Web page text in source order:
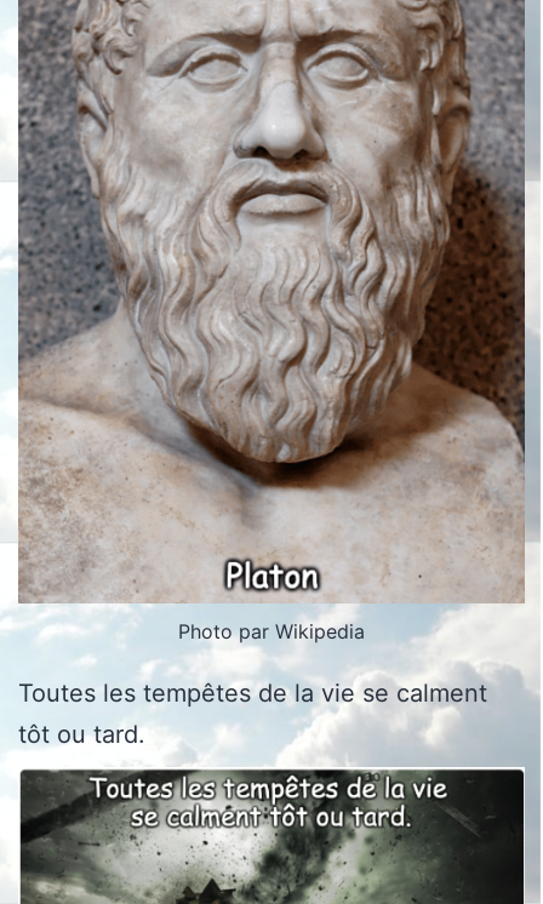
Photo par Wikipedia
Toutes les tempêtes de la vie se calment
tôt ou tard.